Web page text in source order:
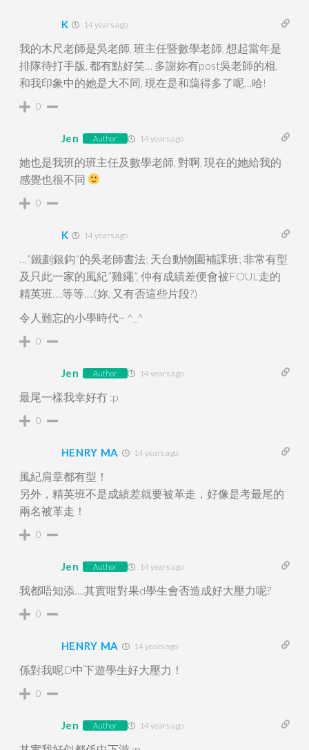
K 14 years ago
我的木尺老師是吳老師, 班主任暨數學老師, 想起當年是
排隊待打手版, 都有點好笑… 多謝妳有post吳老師的相,
和我印象中的她是大不同, 現在是和藹得多了呢…哈!
0
Jen Author 14 years ago
她也是我班的班主任及數學老師, 對啊, 現在的她給我的
感覺也很不同
0
K 14 years ago
…”鐵劃銀鈎”的吳老師書法; 天台動物園補課班; 非常有型
及只此一家的風紀”雞繩”, 仲有成績差便會被FOUL走的
精英班….等等….(妳, 又有否這些片段?)
令人難忘的小學時代~ ^_^
0
Jen Author 14 years ago
最尾一樣我幸好冇 :p
0
HENRY MA 14 years ago
風紀肩章都有型！
另外，精英班不是成績差就要被革走，好像是考最尾的
兩名被革走！
0
Jen Author 14 years ago
我都唔知添….其實咁對果d學生會否造成好大壓力呢?
0
HENRY MA 14 years ago
係對我呢D中下遊學生好大壓力！
0
Jen Author 14 years ago